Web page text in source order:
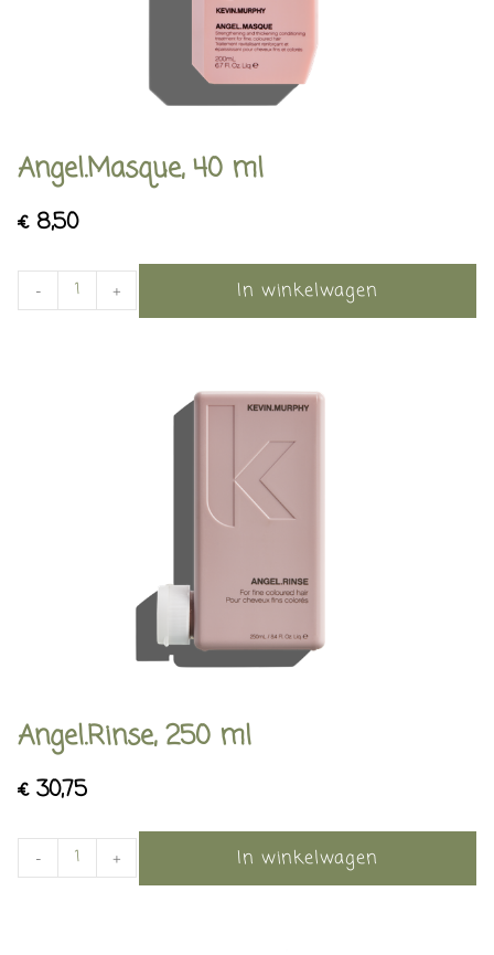
Angel.Masque, 40 ml
€8,50
- + In winkelwagen
Angel.Rinse, 250 ml
€30,75
- + In winkelwagen